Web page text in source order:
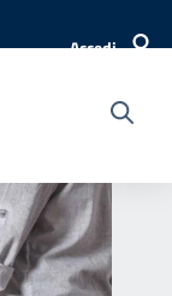
Accedi